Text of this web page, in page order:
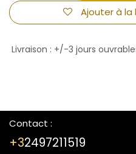
Ajouter à la
Livraison : +/-3 jours
Contact :
+32497211519